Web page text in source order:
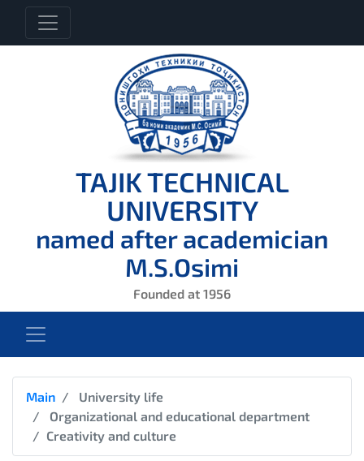
TAJIK TECHNICAL
UNIVERSITY
named after academician
M.S.Osimi
Founded at 1956
Main
University life
Organizational and educational department
Creativity and culture